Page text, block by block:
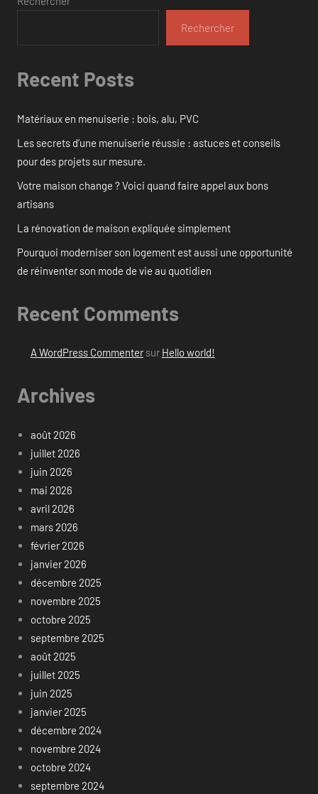
Rechercher
Recent Posts
Matériaux en menuiserie : bois, alu, PVC
Les secrets d’une menuiserie réussie : astuces et conseils
pour des projets sur mesure.
Votre maison change ? Voici quand faire appel aux bons
artisans
La rénovation de maison expliquée simplement
Pourquoi moderniser son logement est aussi une opportunité
de réinventer son mode de vie au quotidien
Recent Comments
A WordPress Commentersur Hello world!
Archives
août 2026
juillet 2026
juin 2026
mai 2026
avril 2026
mars 2026
février 2026
janvier 2026
décembre 2025
novembre 2025
octobre 2025
septembre 2025
août 2025
juillet 2025
juin 2025
janvier 2025
décembre 2024
novembre 2024
octobre 2024
septembre 2024